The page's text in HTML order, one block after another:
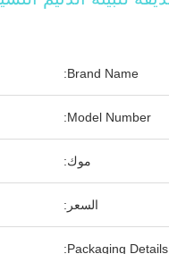
Brand Name:
Model Number:
موك:
السعر:
Packaging Details: